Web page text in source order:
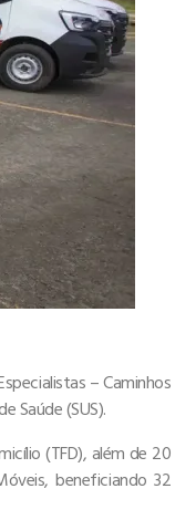
– Caminhos
Saúde (SUS).
(TFD), além de 20
beneficiando 32